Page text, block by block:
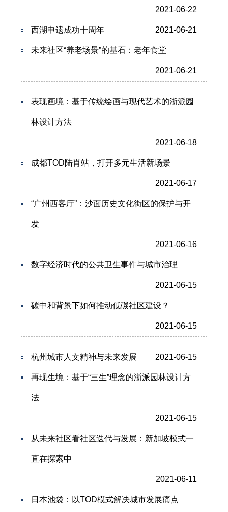
2021-06-22
西湖申遗成功十周年 2021-06-21
未来社区“养老场景”的基石：老年食堂
2021-06-21
表现画境：基于传统绘画与现代艺术的浙派园
林设计方法
2021-06-18
成都TOD陆肖站，打开多元生活新场景
2021-06-17
“广州西客厅”：沙面历史文化街区的保护与开
发
2021-06-16
数字经济时代的公共卫生事件与城市治理
2021-06-15
碳中和背景下如何推动低碳社区建设？
2021-06-15
杭州城市人文精神与未来发展 2021-06-15
再现生境：基于“三生”理念的浙派园林设计方
法
2021-06-15
从未来社区看社区迭代与发展：新加坡模式一
直在探索中
2021-06-11
日本池袋：以TOD模式解决城市发展痛点